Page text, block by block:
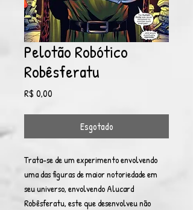
Pelotão Robótico
Robêsferatu
R$ 0,00
Esgotado
Trata-se de um experimento envolvendo
uma das figuras de maior notoriedade em
seu universo, envolvendo Alucard
Robêsferatu, este que desenvolveu não